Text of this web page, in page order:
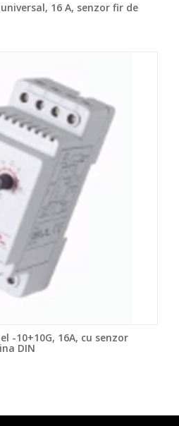
16 A, senzor fir de
-10+10G, 16A, cu senzor
DIN